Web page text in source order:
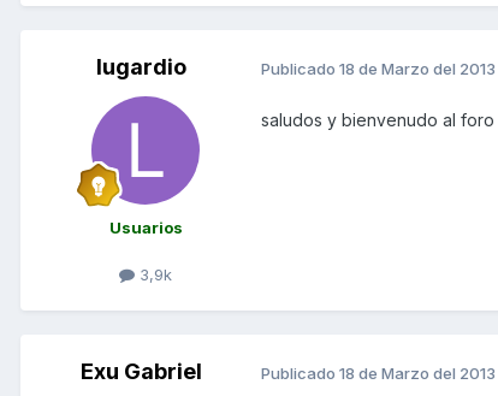
lugardio
Usuarios
3,9k
Publicado 18 de Marzo del 2013
saludos y bienvenudo al foro
Exu Gabriel Publicado 18 de Marzo del 2013